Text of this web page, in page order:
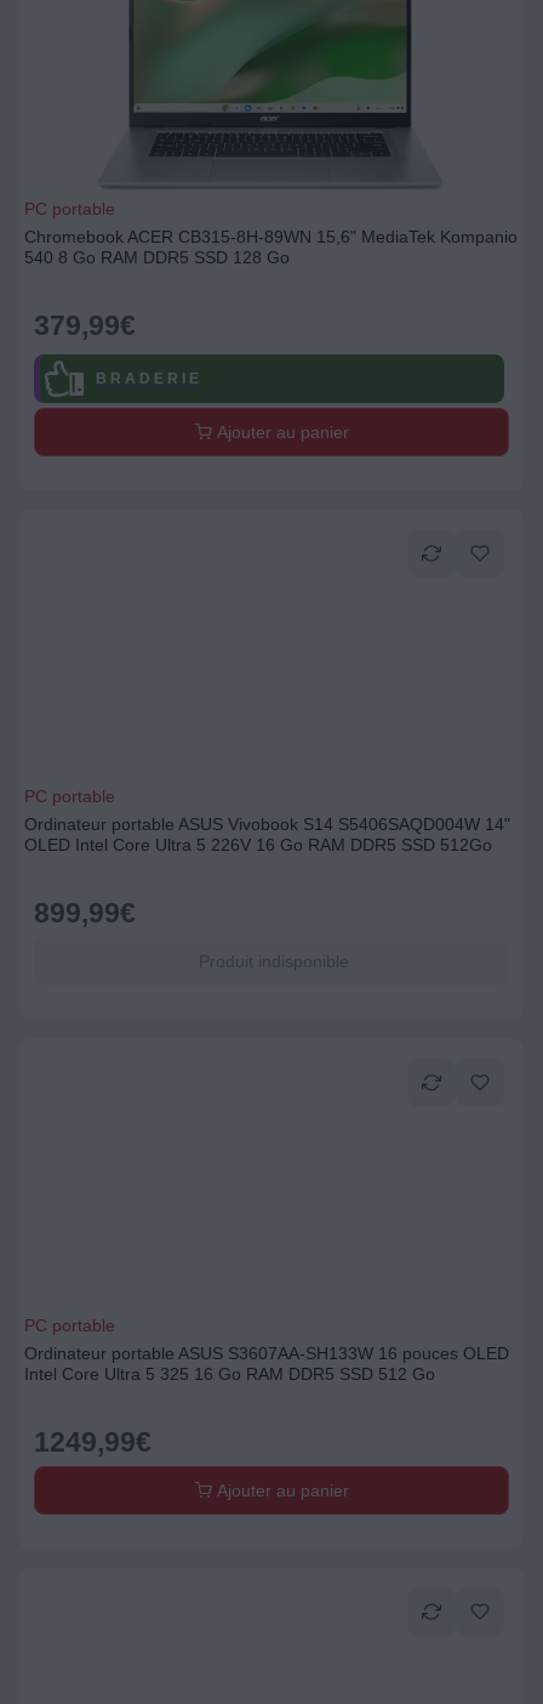
PC portable
Chromebook ACER CB315-8H-89WN 15,6" MediaTek Kompanio
540 8 Go RAM DDR5 SSD 128 Go
379,99€
B R A D E R I E
Ajouter au panier
PC portable
Ordinateur portable ASUS Vivobook S14 S5406SAQD004W 14"
OLED Intel Core Ultra 5 226V 16 Go RAM DDR5 SSD 512Go
899,99€
Produit indisponible
PC portable
Ordinateur portable ASUS S3607AA-SH133W 16 pouces OLED
Intel Core Ultra 5 325 16 Go RAM DDR5 SSD 512 Go
1249,99€
Ajouter au panier